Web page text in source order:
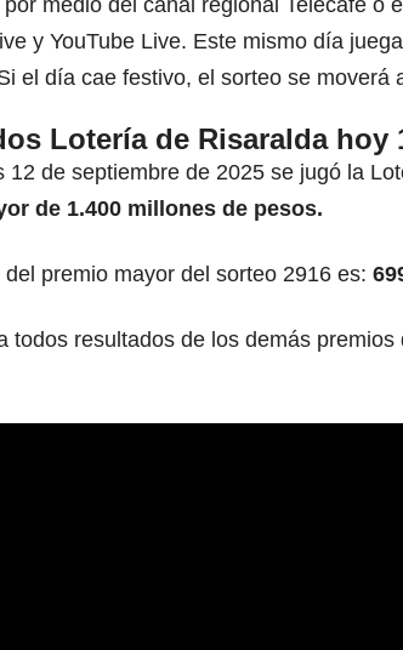
medio del canal regional Telecafé o
y YouTube Live. Este mismo día
el día cae festivo, el sorteo se moverá
Lotería de Risaralda hoy
12 de septiembre de 2025 se jugó la
de 1.400 millones de pesos.
del premio mayor del sorteo 2916 es:
todos resultados de los demás premios